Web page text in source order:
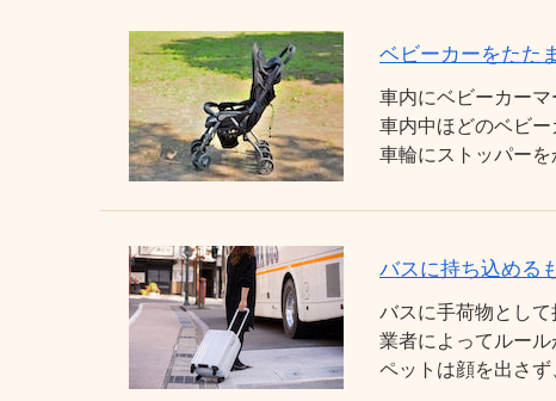
ベビーカーをたた
車内にベビーカー
車内中ほどのベビ
車輪にストッパーを
バスに持ち込める
バスに手荷物とし
業者によってルール
ペットは顔を出さ